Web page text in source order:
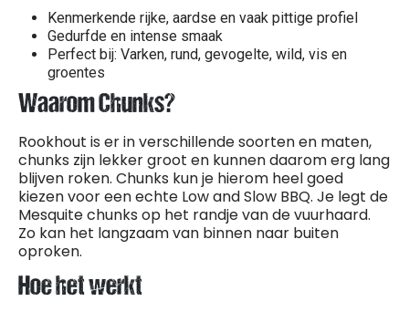
Kenmerkende rijke, aardse en vaak pittige profiel
Gedurfde en intense smaak
Perfect bij: Varken, rund, gevogelte, wild, vis en
groentes
Waarom Chunks?
Rookhout is er in verschillende soorten en maten,
chunks zijn lekker groot en kunnen daarom erg lang
blijven roken. Chunks kun je hierom heel goed
kiezen voor een echte Low and Slow BBQ. Je legt de
Mesquite chunks op het randje van de vuurhaard.
Zo kan het langzaam van binnen naar buiten
oproken.
Hoe het werkt